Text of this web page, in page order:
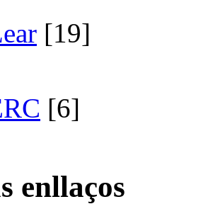
[19]
[6]
enllaços